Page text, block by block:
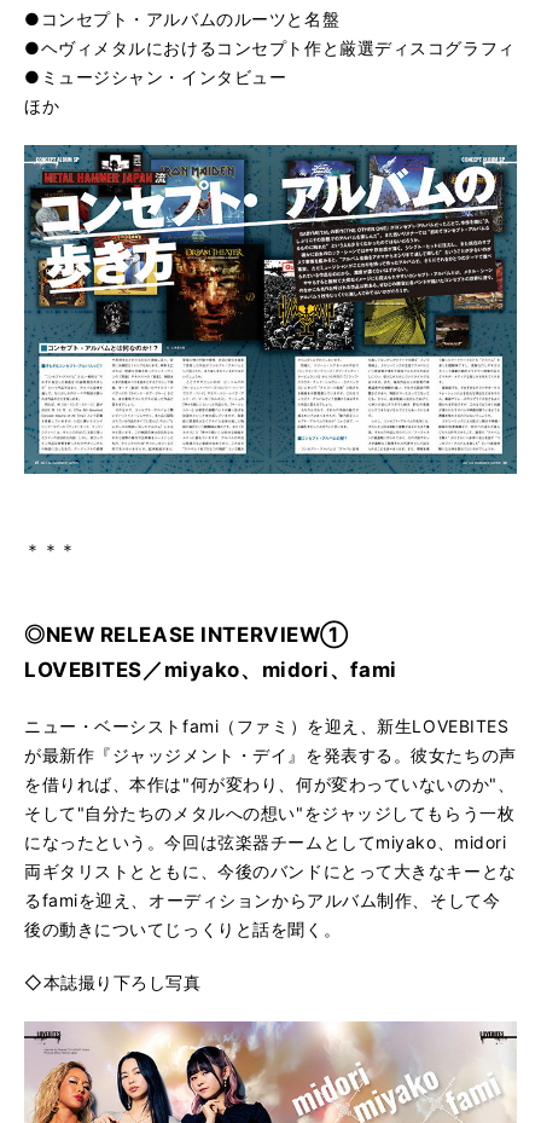
●コンセプト・アルバムのルーツと名盤
●ヘヴィメタルにおけるコンセプト作と厳選ディスコグラフィ
●ミュージシャン・インタビュー
ほか
＊＊＊
◎NEW RELEASE INTERVIEW①
LOVEBITES／miyako、midori、fami
ニュー・ベーシストfami（ファミ）を迎え、新生LOVEBITES
が最新作『ジャッジメント・デイ』を発表する。彼女たちの声
を借りれば、本作は"何が変わり、何が変わっていないのか"、
そして"自分たちのメタルへの想い"をジャッジしてもらう一枚
になったという。今回は弦楽器チームとしてmiyako、midori
両ギタリストとともに、今後のバンドにとって大きなキーとな
るfamiを迎え、オーディションからアルバム制作、そして今
後の動きについてじっくりと話を聞く。
◇本誌撮り下ろし写真